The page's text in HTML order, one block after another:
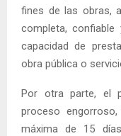
fines de las obras,
completa,
capacidad de
obra pública o
Por otra parte, el
proceso
máxima de 15